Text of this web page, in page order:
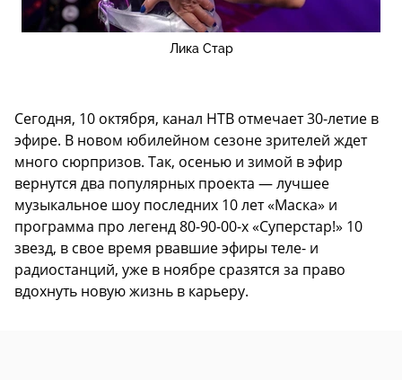
Лика Стар
Сегодня, 10 октября, канал НТВ отмечает 30-летие в
эфире. В новом юбилейном сезоне зрителей ждет
много сюрпризов. Так, осенью и зимой в эфир
вернутся два популярных проекта — лучшее
музыкальное шоу последних 10 лет «Маска» и
программа про легенд 80-90-00-х «Суперстар!» 10
звезд, в свое время рвавшие эфиры теле- и
радиостанций, уже в ноябре сразятся за право
вдохнуть новую жизнь в карьеру.